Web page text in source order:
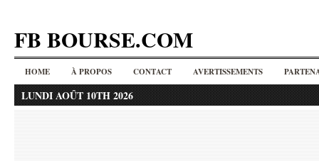
FB BOURSE.COM
HOME À PROPOS CONTACT AVERTISSEMENTS
LUNDI AOÛT 10TH 2026